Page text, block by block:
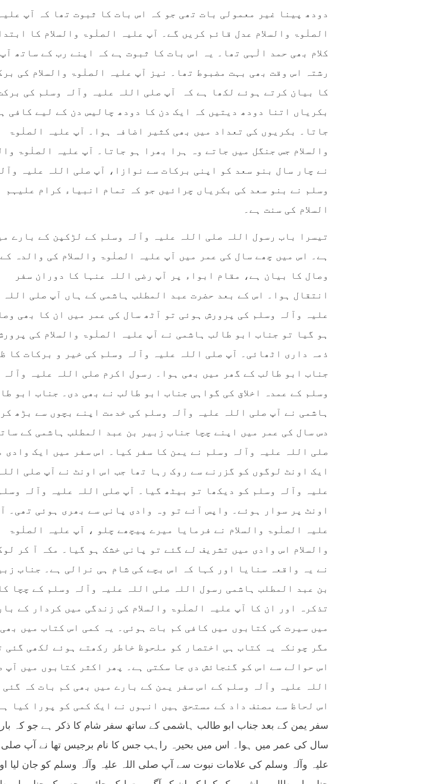
دودھ پینا غیر معمولی بات تھی جو کہ اس بات کا ثبوت تھا کہ آپ علیہ
الصلٰوۃ والسلام عدل قائم کریں گے۔ آپ علیہ الصلٰوۃ والسلام کا
کلام بھی حمد الٰہی تھا۔ یہ اس بات کا ثبوت ہے کہ اپنے رب کے ساتھ آپ
رشتہ اس وقت بھی بہت مضبوط تھا۔ نیز آپ علیہ الصلٰوۃ والسلام کی
کا بیان کرتے ہوئے لکھا ہے کہ آپ صلی اللہ علیہ وآلہ وسلم کی
بکریاں اتنا دودھ دیتیں کہ ایک دن کا دودھ چالیس دن کے لیے کافی
جاتا۔ بکریوں کی تعداد میں بھی کثیر اضافہ ہوا۔ آپ علیہ الصلٰوۃ
والسلام جس جنگل میں جاتے وہ ہرا بھرا ہو جاتا۔ آپ علیہ الصلٰوۃ
نے چار سال بنو سعد کو اپنی برکات سے نوازا، آپ صلی اللہ علیہ
وسلم نے بنو سعد کی بکریاں چرائیں جو کہ تمام انبیاء کرام علیہم
السلام کی سنت ہے۔
تیسرا باب رسول اللہ صلی اللہ علیہ وآلہ وسلم کے لڑکپن کے بارے
ہے۔ اس میں چھے سال کی عمر میں آپ علیہ الصلٰوۃ والسلام کی والدہ کے
وصال کا بیان ہے، مقام ابواء پر آپ رضی اللہ عنہا کا دوران سفر
انتقال ہوا۔ اس کے بعد حضرت عبد المطلب ہاشمی کے ہاں آپ صلی اللہ
علیہ وآلہ وسلم کی پرورش ہوئی تو آٹھ سال کی عمر میں ان کا بھی
ہو گیا تو جناب ابو طالب ہاشمی نے آپ علیہ الصلٰوۃ والسلام کی
ذمہ داری اٹھائی۔ آپ صلی اللہ علیہ وآلہ وسلم کی خیر و برکات کا
جناب ابو طالب کے گھر میں بھی ہوا۔ رسول اکرم صلی اللہ علیہ وآلہ
وسلم کے عمدہ اخلاق کی گواہی جناب ابو طالب نے بھی دی۔ جناب ابو
ہاشمی نے آپ صلی اللہ علیہ وآلہ وسلم کی خدمت اپنے بچوں سے بڑھ کر
دس سال کی عمر میں اپنے چچا جناب زبیر بن عبد المطلب ہاشمی کے
صلی اللہ علیہ وآلہ وسلم نے یمن کا سفر کیا۔ اس سفر میں ایک وادی
ایک اونٹ لوگوں کو گزرنے سے روک رہا تھا جب اس اونٹ نے آپ صلی اللہ
علیہ وآلہ وسلم کو دیکھا تو بیٹھ گیا۔ آپ صلی اللہ علیہ وآلہ
اونٹ پر سوار ہوئے۔ واپس آئے تو وہ وادی پانی سے بھری ہوئی تھی۔
علیہ الصلٰوۃ والسلام نے فرمایا میرے پیچھے چلو ، آپ علیہ الصلٰوۃ
والسلام اس وادی میں تشریف لے گئے تو پانی خشک ہو گیا۔ مکہ آ کر
نے یہ واقعہ سنایا اور کہا کہ اس بچے کی شام ہی نرالی ہے۔ جناب
بن عبد المطلب ہاشمی رسول اللہ صلی اللہ علیہ وآلہ وسلم کے چچا کا
تذکرہ اور ان کا آپ علیہ الصلٰوۃ والسلام کی زندگی میں کردار کے
میں سیرت کی کتابوں میں کافی کم بات ہوئی۔ یہ کمی اس کتاب میں
مگر چونکہ یہ کتاب ہی اختصار کو ملحوظ خاطر رکھتے ہوئے لکھی گئی
اس حوالے سے اس کو گنجائش دی جا سکتی ہے۔ پھر اکثر کتابوں میں آپ
اللہ علیہ وآلہ وسلم کے اس سفر یمن کے بارے میں بھی کم بات کہ گئی
اس لحاظ سے مصنف داد کے مستحق ہیں انہوں نے ایک کمی کو پورا کیا
سفر یمن کے بعد جناب ابو طالب ہاشمی کے ساتھ سفر شام کا ذکر ہے جو کہ
سال کی عمر میں ہوا۔ اس میں بحیرہ راہب جس کا نام برجیس تھا نے آپ صلی
علیہ وآلہ وسلم کی علامات نبوت سے آپ صلی اللہ علیہ وآلہ وسلم کو جان لیا